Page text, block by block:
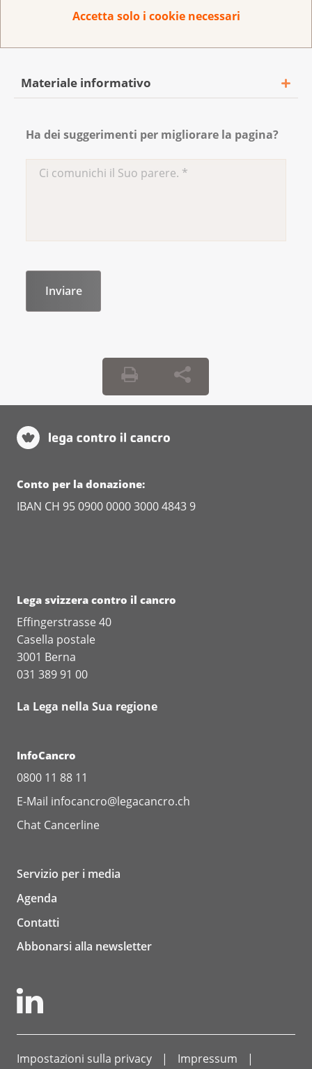
Accetta solo i cookie necessari
difficile situazione:
Materiale informativo
Opuscolo - Cancro: le sfide da
guida per i dipendenti e datori di
collaboratore ha il cancro
Opuscolo - Rientrare nella quotidianità
lavorativa
l’attività di as­si­stenza
Opuscolo - Lutto nel mondo del lavoro
Opuscolo - An Employee has Cancer (in
Opuscolo - My Work Colleague has
Opuscolo - Back to My Everyday
Professional Life (in inglese)
Ha dei suggerimenti per migliorare la pagina?
Conto per la donazione:
IBAN CH 95 0900 0000 3000 4843 9
Lega svizzera contro il cancro
Effingerstrasse 40
Casella postale
3001 Berna
031 389 91 00
La Lega nella Sua regione
InfoCancro
0800 11 88 11
E-Mail infocancro@legacancro.ch
Chat Cancerline
Servizio per i media
Agenda
Contatti
Abbonarsi alla newsletter
Impostazioni sulla privacy Impressum